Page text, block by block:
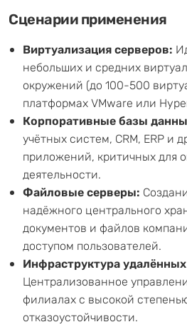
Сценарии применения
Виртуализация серверов:
небольших и средних
окружений (до 100-500
платформах VMware или
Корпоративные базы
учётных систем, CRM, ERP и
приложений, критичных для
деятельности.
Файловые серверы:
надёжного центрального
документов и файлов
доступом пользователей.
Инфраструктура
Централизованное
филиалах с высокой
отказоустойчивости.